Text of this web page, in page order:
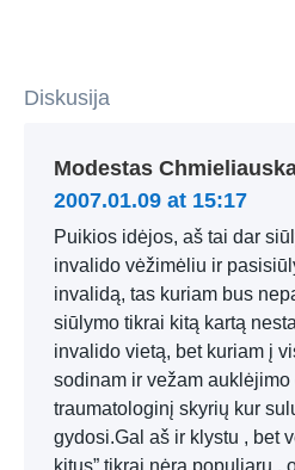
Diskusija
Modestas
2007.01.09 at 15:17
Puikios idėjos, aš tai dar
invalido vėžimėliu ir
invalidą, tas kuriam bus
siūlymo tikrai kitą kartą
invalido vietą, bet kuriam į
sodinam ir vežam auklėjimo
traumatologinį skyrių kur
gydosi.Gal aš ir klystu , bet
kitus” tikrai nėra populiaru ,